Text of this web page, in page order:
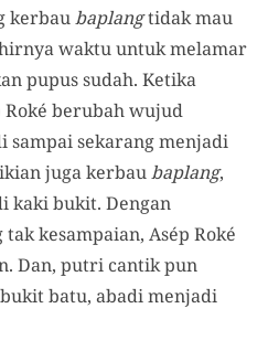
kerbaubaplangtidak mau
waktu untuk melamar
pupus sudah. Ketika
berubah wujud
sampai sekarang menjadi
juga kerbaubaplang,
kaki bukit. Dengan
kesampaian, Asép Roké
Dan, putri cantik pun
batu, abadi menjadi